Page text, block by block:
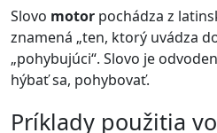
Slovo motor pochádza z
znamená „ten, ktorý uvádza
„pohybujúci“. Slovo je
hýbať sa, pohybovať.
príklady použitia